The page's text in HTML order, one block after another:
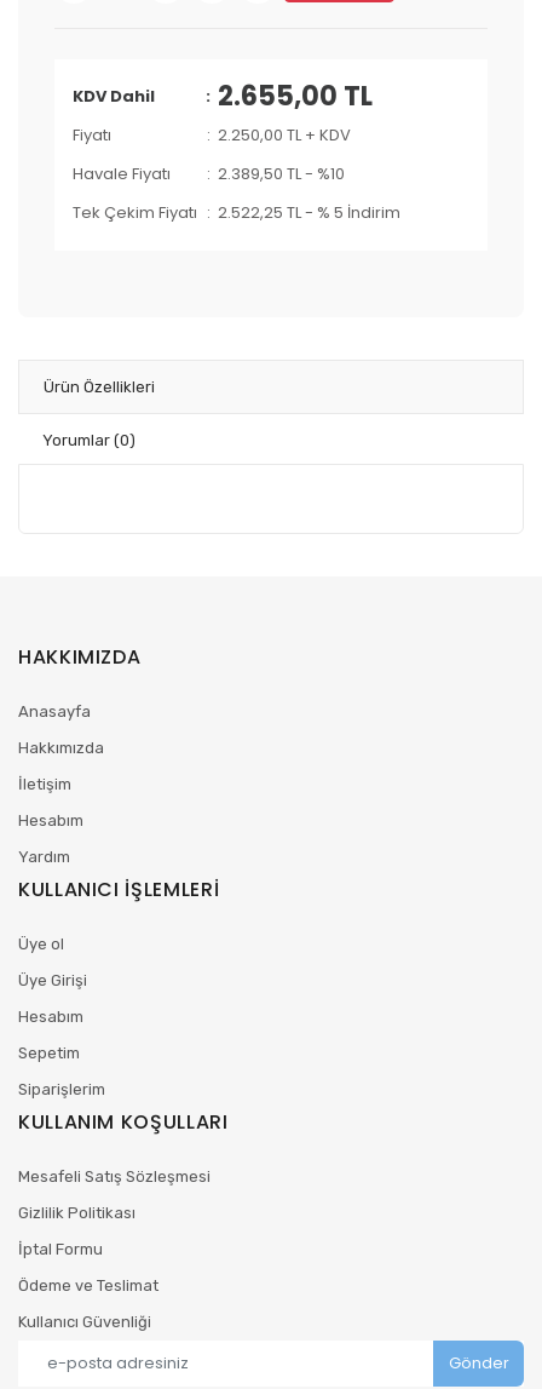
KDV Dahil 2.655,00 TL
Fiyatı
2.250,00 TL + KDV
Havale Fiyatı
2.389,50 TL- %10
Tek Çekim Fiyatı
2.522,25 TL- % 5 İndirim
Ürün Özellikleri
Yorumlar (0)
HAKKIMIZDA
Anasayfa
Hakkımızda
İletişim
Hesabım
Yardım
KULLANICI İŞLEMLERİ
Üye ol
Üye Girişi
Hesabım
Sepetim
Siparişlerim
KULLANIM KOŞULLARI
Mesafeli Satış Sözleşmesi
Gizlilik Politikası
İptal Formu
Ödeme ve Teslimat
Kullanıcı Güvenliği